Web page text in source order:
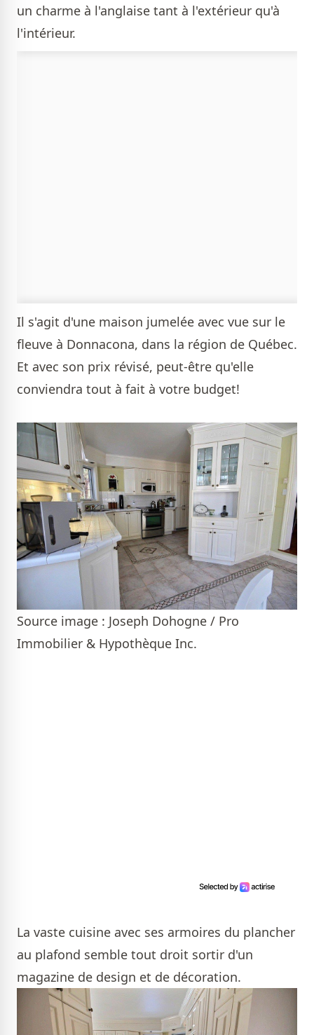
un charme à l'anglaise tant à l'extérieur qu'à
l'intérieur.
Il s'agit d'une maison jumelée avec vue sur le
fleuve à Donnacona, dans la région de Québec.
Et avec son prix révisé, peut-être qu'elle
conviendra tout à fait à votre budget!
Source image : Joseph Dohogne / Pro
Immobilier & Hypothèque Inc.
La vaste cuisine avec ses armoires du plancher
au plafond semble tout droit sortir d'un
magazine de design et de décoration.